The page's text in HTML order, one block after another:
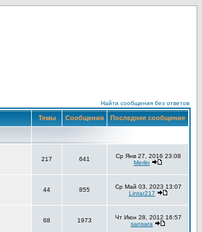
Найти сообщения без ответов
Темы Сообщения Последнее сообщение
217 641
Ср Янв 27, 2016 23:08
Merlin
44 855
Ср Май 03, 2023 13:07
Lintar217
68 1973
Чт Июн 28, 2012 16:57
sansara